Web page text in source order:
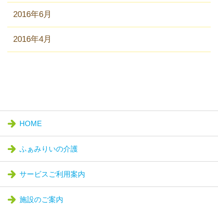
2016年6月
2016年4月
HOME
ふぁみりいの介護
サービスご利用案内
施設のご案内